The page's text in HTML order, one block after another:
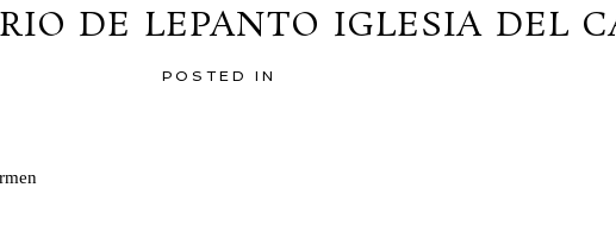
DE LEPANTO IGLESIA DEL
POSTED IN